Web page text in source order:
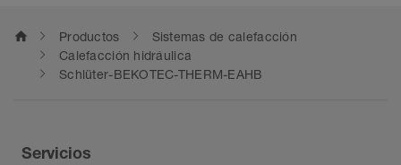
home Productos
Sistemas de calefacción
Calefacción hidráulica
Schlüter-BEKOTEC-THERM-EAHB
Servicios